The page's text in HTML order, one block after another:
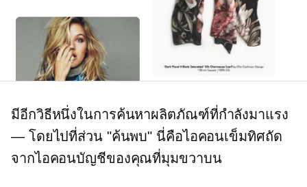
มีอีกวิธีหนึ่งในการค้นหาผลิตภัณฑ์ที่กำลังมาแรง
— โดยไปที่ส่วน "ค้นพบ" นี่คือไอคอนเข็มทิศถัด
จากไอคอนบัญชีของคุณที่มุมขวาบน